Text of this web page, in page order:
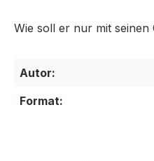
Wie soll er nur mit seinen
Autor:
Format: